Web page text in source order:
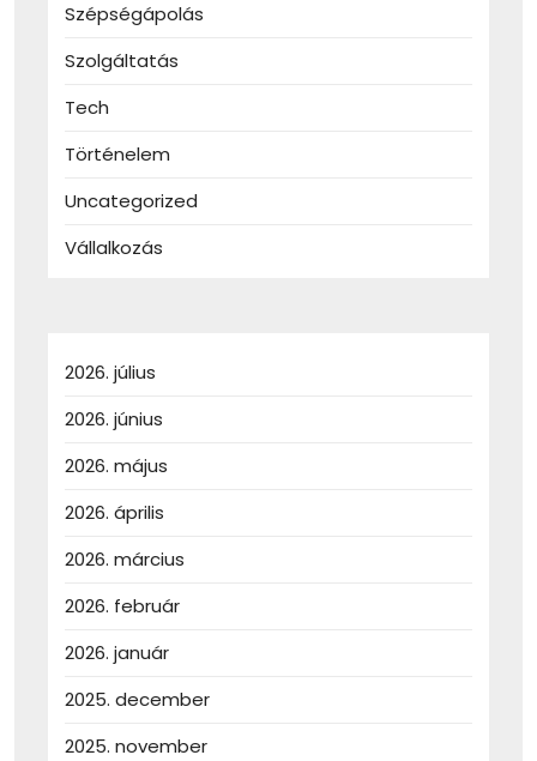
Szépségápolás
Szolgáltatás
Tech
Történelem
Uncategorized
Vállalkozás
2026. július
2026. június
2026. május
2026. április
2026. március
2026. február
2026. január
2025. december
2025. november